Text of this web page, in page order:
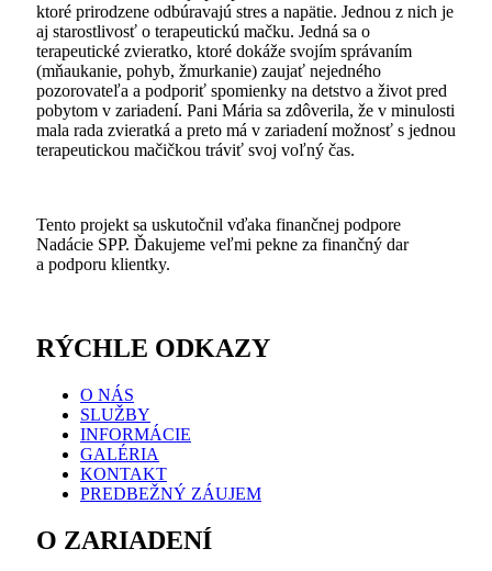
ktoré prirodzene odbúravajú stres a napätie. Jednou z nich je
aj starostlivosť o terapeutickú mačku. Jedná sa o
terapeutické zvieratko, ktoré dokáže svojím správaním
(mňaukanie, pohyb, žmurkanie) zaujať nejedného
pozorovateľa a podporiť spomienky na detstvo a život pred
pobytom v zariadení. Pani Mária sa zdôverila, že v minulosti
mala rada zvieratká a preto má v zariadení možnosť s jednou
terapeutickou mačičkou tráviť svoj voľný čas.
Tento projekt sa uskutočnil vďaka finančnej podpore
Nadácie SPP. Ďakujeme veľmi pekne za finančný dar
a podporu klientky.
RÝCHLE ODKAZY
O NÁS
SLUŽBY
INFORMÁCIE
GALÉRIA
KONTAKT
PREDBEŽNÝ ZÁUJEM
O ZARIADENÍ